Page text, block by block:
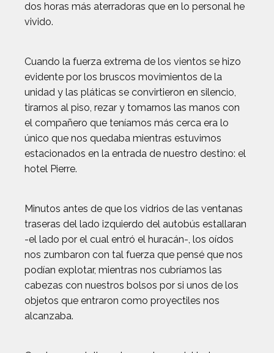
dos horas más aterradoras que en lo personal he
vivido.
Cuando la fuerza extrema de los vientos se hizo
evidente por los bruscos movimientos de la
unidad y las pláticas se convirtieron en silencio,
tirarnos al piso, rezar y tomarnos las manos con
el compañero que teníamos más cerca era lo
único que nos quedaba mientras estuvimos
estacionados en la entrada de nuestro destino: el
hotel Pierre.
Minutos antes de que los vidrios de las ventanas
traseras del lado izquierdo del autobús estallaran
-el lado por el cual entró el huracán-, los oídos
nos zumbaron con tal fuerza que pensé que nos
podían explotar, mientras nos cubríamos las
cabezas con nuestros bolsos por si unos de los
objetos que entraron como proyectiles nos
alcanzaba.